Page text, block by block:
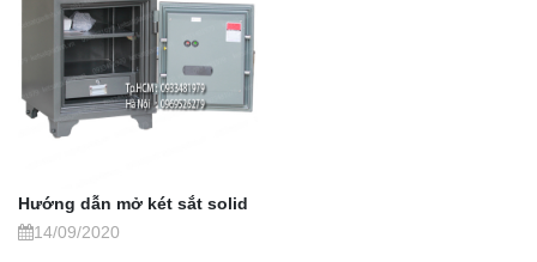
Hướng dẫn mở két sắt solid
14/09/2020